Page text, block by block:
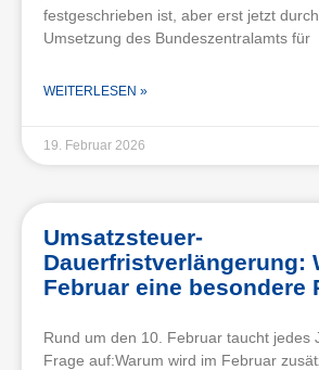
festgeschrieben ist, aber erst jetzt
Umsetzung des Bundeszentralamts für
WEITERLESEN »
19. Februar 2026
Umsatzsteuer-
Dauerfristverlängerung:
Februar eine besondere
Rund um den 10. Februar taucht jedes
Frage auf:Warum wird im Februar